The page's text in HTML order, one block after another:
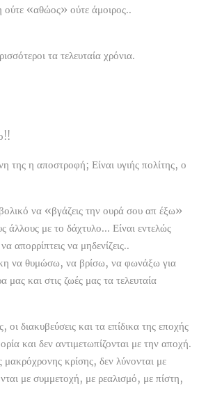
ούτε «αθώος» ούτε άμοιρος..
τα τελευταία χρόνια.
της η αποστροφή; Είναι υγιής πολίτης, ο
να «βγάζεις την ουρά σου απ έξω»
άλλους με το δάχτυλο... Είναι εντελώς
απορρίπτεις να μηδενίζεις..
να θυμώσω, να βρίσω, να φωνάξω για
και στις ζωές μας τα τελευταία
διακυβεύσεις και τα επίδικα της εποχής
και δεν αντιμετωπίζονται με την αποχή.
κρίσης, δεν λύνονται με
με συμμετοχή, με ρεαλισμό, με πίστη,